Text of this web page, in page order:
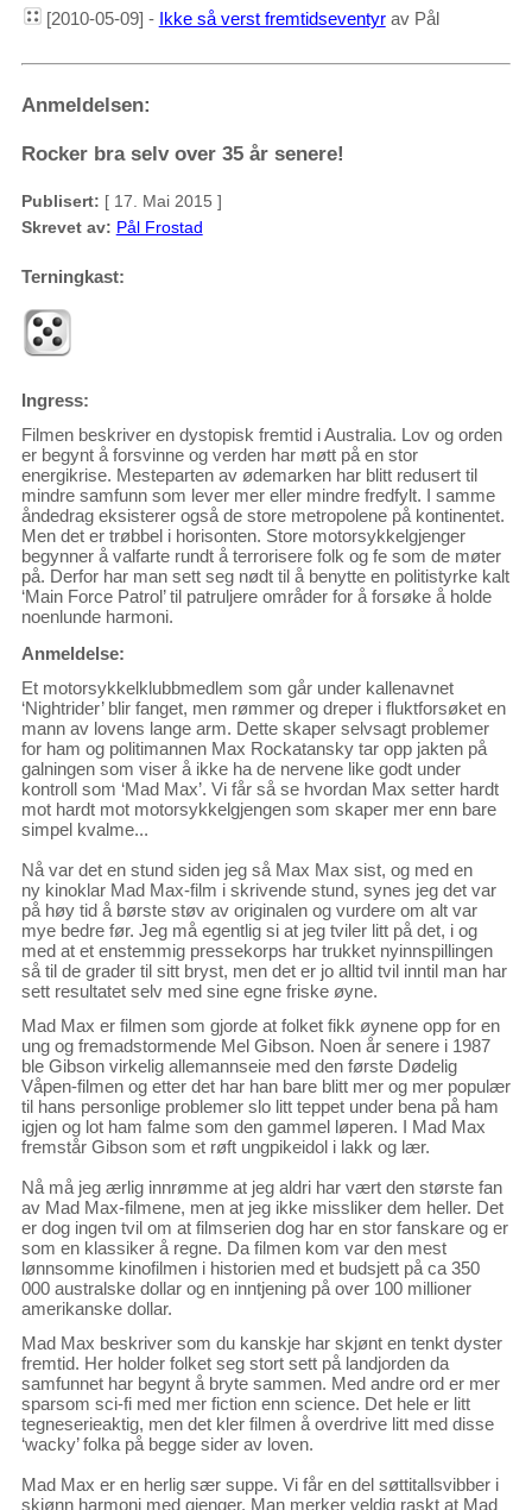
[2010-05-09] - Ikke så verst fremtidseventyrav Pål
Anmeldelsen:
Rocker bra selv over 35 år senere!
Publisert: [ 17. Mai 2015 ]
Skrevet av: Pål Frostad
Terningkast:
Ingress:
Filmen beskriver en dystopisk fremtid i Australia. Lov og orden
er begynt å forsvinne og verden har møtt på en stor
energikrise. Mesteparten av ødemarken har blitt redusert til
mindre samfunn som lever mer eller mindre fredfylt. I samme
åndedrag eksisterer også de store metropolene på kontinentet.
Men det er trøbbel i horisonten. Store motorsykkelgjenger
begynner å valfarte rundt å terrorisere folk og fe som de møter
på. Derfor har man sett seg nødt til å benytte en politistyrke kalt
‘Main Force Patrol’ til patruljere områder for å forsøke å holde
noenlunde harmoni.
Anmeldelse:
Et motorsykkelklubbmedlem som går under kallenavnet
‘Nightrider’ blir fanget, men rømmer og dreper i fluktforsøket en
mann av lovens lange arm. Dette skaper selvsagt problemer
for ham og politimannen Max Rockatansky tar opp jakten på
galningen som viser å ikke ha de nervene like godt under
kontroll som ‘Mad Max’. Vi får så se hvordan Max setter hardt
mot hardt mot motorsykkelgjengen som skaper mer enn bare
simpel kvalme...
Nå var det en stund siden jeg så Max Max sist, og med en
ny kinoklar Mad Max-film i skrivende stund, synes jeg det var
på høy tid å børste støv av originalen og vurdere om alt var
mye bedre før. Jeg må egentlig si at jeg tviler litt på det, i og
med at et enstemmig pressekorps har trukket nyinnspillingen
så til de grader til sitt bryst, men det er jo alltid tvil inntil man har
sett resultatet selv med sine egne friske øyne.
Mad Max er filmen som gjorde at folket fikk øynene opp for en
ung og fremadstormende Mel Gibson. Noen år senere i 1987
ble Gibson virkelig allemannseie med den første Dødelig
Våpen-filmen og etter det har han bare blitt mer og mer populær
til hans personlige problemer slo litt teppet under bena på ham
igjen og lot ham falme som den gammel løperen. I Mad Max
fremstår Gibson som et røft ungpikeidol i lakk og lær.
Nå må jeg ærlig innrømme at jeg aldri har vært den største fan
av Mad Max-filmene, men at jeg ikke missliker dem heller. Det
er dog ingen tvil om at filmserien dog har en stor fanskare og er
som en klassiker å regne. Da filmen kom var den mest
lønnsomme kinofilmen i historien med et budsjett på ca 350
000 australske dollar og en inntjening på over 100 millioner
amerikanske dollar.
Mad Max beskriver som du kanskje har skjønt en tenkt dyster
fremtid. Her holder folket seg stort sett på landjorden da
samfunnet har begynt å bryte sammen. Med andre ord er mer
sparsom sci-fi med mer fiction enn science. Det hele er litt
tegneserieaktig, men det kler filmen å overdrive litt med disse
‘wacky’ folka på begge sider av loven.
Mad Max er en herlig sær suppe. Vi får en del søttitallsvibber i
skjønn harmoni med gjenger. Man merker veldig raskt at Mad